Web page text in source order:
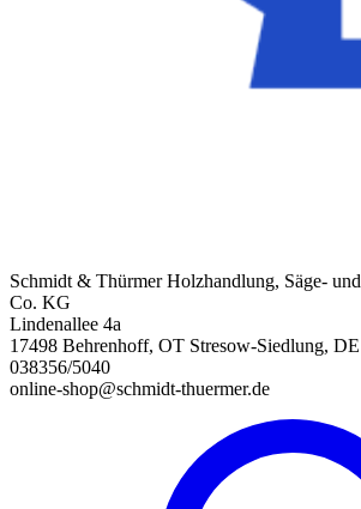
Schmidt & Thürmer Holzhandlung, Säge-
Co. KG
Lindenallee 4a
17498 Behrenhoff, OT Stresow-Siedlung, DE
038356/5040
online-shop@schmidt-thuermer.de